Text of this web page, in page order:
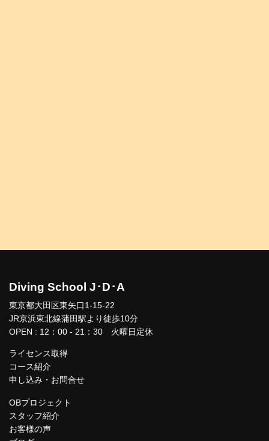
Diving School J･D･A
東京都大田区東矢口1-15-22
JR京浜東北線蒲田駅より徒歩10分
OPEN : 12：00 - 21：30 火曜日定休
ライセンス取得
コース紹介
申し込み・お問合せ
OBプロジェクト
スタッフ紹介
お客様の声